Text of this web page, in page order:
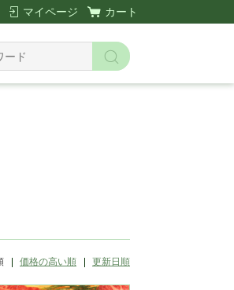
マイページ カート
価格の高い順 更新日順